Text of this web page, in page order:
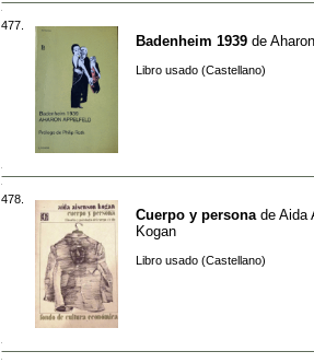
477.
Badenheim 1939 de
Libro usado (Castellano)
478.
Cuerpo y persona de Aida
Kogan
Libro usado (Castellano)